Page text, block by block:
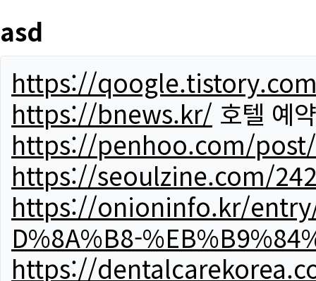
asd
https://
https://bnews.kr/ 호텔 예약
https://penhoo.com/
https://seoulzine.com/
https://onioninfo.kr/entry/
D%8A%B8-
https://